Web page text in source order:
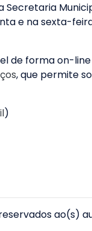
e na sexta-
de forma on-
, que permite
)
ao(s)